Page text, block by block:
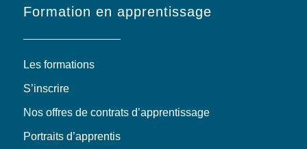
Formation en apprentissage
Les formations
S’inscrire
Nos offres de contrats d’apprentissage
Portraits d’apprentis